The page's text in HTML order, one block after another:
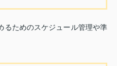
るためのスケジュール管理や準